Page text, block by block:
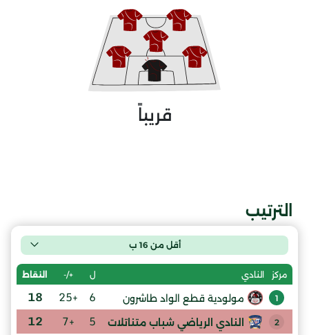
قريباً
الترتيب
أقل من 16 ب
مركز النادي ل +/- النقاط
1 مولودية قطع الواد طاشرون 6
+25
18
2 النادي الرياضي شباب متناتلات 5
+7
12